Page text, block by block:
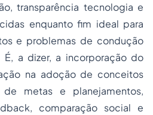
transparência tecnologia e
enquanto fim ideal para
e problemas de condução
É, a dizer, a incorporação do
na adoção de conceitos
metas e planejamentos,
, comparação social e